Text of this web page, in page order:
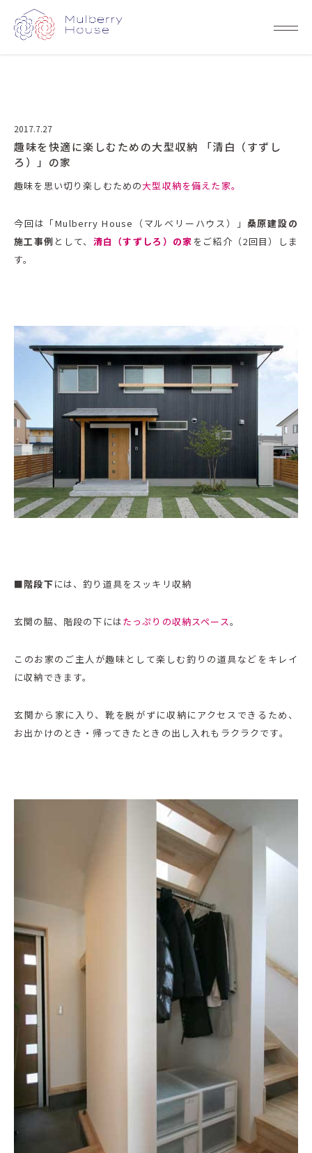
2017.7.27
趣味を快適に楽しむための大型収納 「清白（すずし
ろ）」の家
趣味を思い切り楽しむための大型収納を備えた家。
今回は「Mulberry House（マルベリーハウス）」 桑原建設の
施工事例 として、 清白（すずしろ）の家 をご紹介（2回目）しま
す。
■階段下には、釣り道具をスッキリ収納
玄関の脇、階段の下にはたっぷりの収納スペース。
このお家のご主人が趣味として楽しむ釣りの道具などをキレイ
に収納できます。
玄関から家に入り、靴を脱がずに収納にアクセスできるため、
お出かけのとき・帰ってきたときの出し入れもラクラクです。